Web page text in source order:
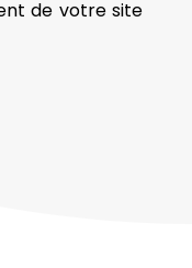
de votre site